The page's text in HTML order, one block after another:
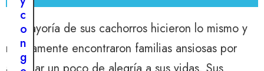
La mayoría de sus cachorros hicieron lo mismo y
rápidamente encontraron familias ansiosas por
c
o
n
g